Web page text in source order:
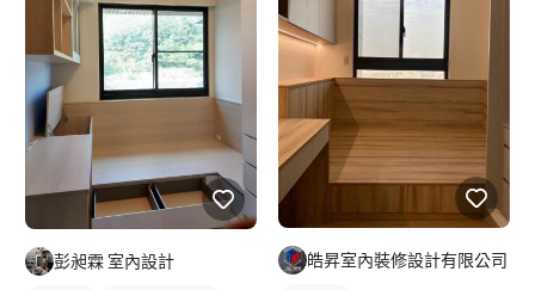
彭昶霖 室內設計 皓昇室內裝修設計有限公司